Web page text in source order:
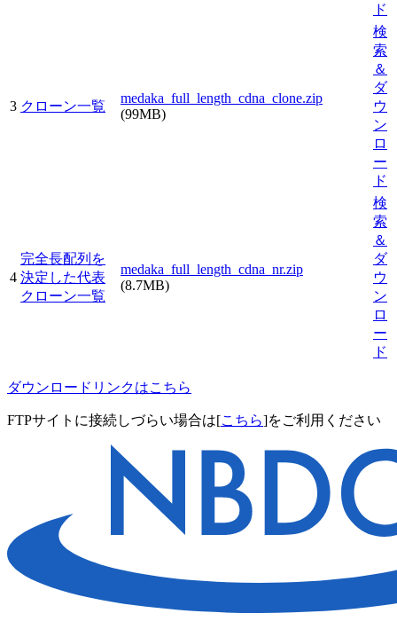
ド
3 クローン一覧
medaka_full_length_cdna_clone.zip
(99MB)
検
索
＆
ダ
ウ
ン
ロ
ー
ド
4
完全長配列を
決定した代表
クローン一覧
medaka_full_length_cdna_nr.zip
(8.7MB)
検
索
＆
ダ
ウ
ン
ロ
ー
ド
ダウンロードリンクはこちら
FTPサイトに接続しづらい場合は[こちら]をご利用ください